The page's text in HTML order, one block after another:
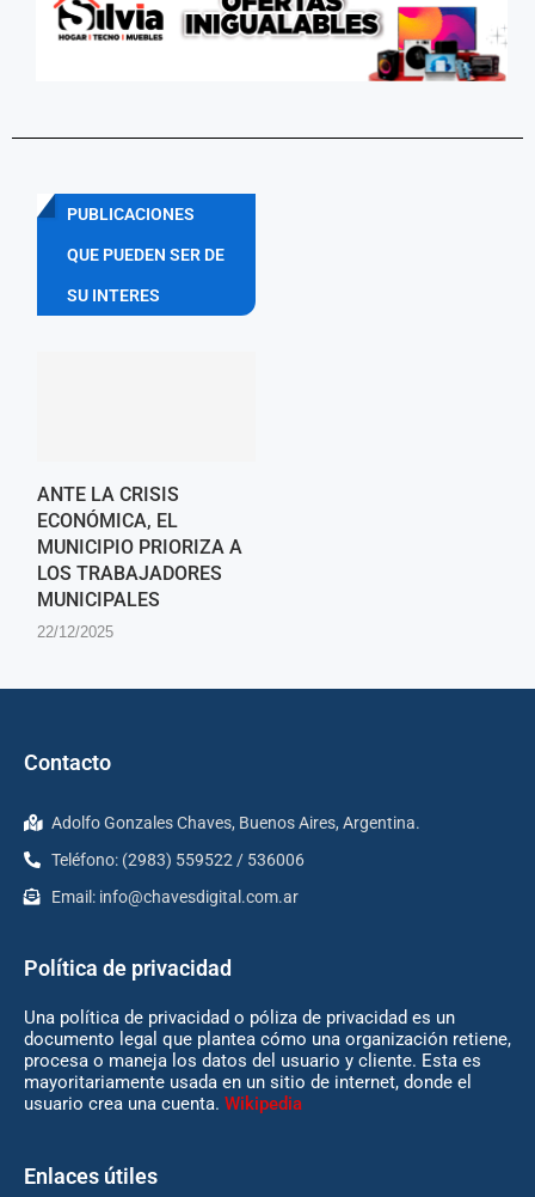
PUBLICACIONES
QUE PUEDEN SER DE
SU INTERES
ANTE LA CRISIS
ECONÓMICA, EL
MUNICIPIO PRIORIZA A
LOS TRABAJADORES
MUNICIPALES
22/12/2025
Contacto
Adolfo Gonzales Chaves, Buenos Aires, Argentina.
Teléfono: (2983) 559522 / 536006
Email: info@chavesdigital.com.ar
Política de privacidad
Una política de privacidad o póliza de privacidad es un
documento legal que plantea cómo una organización retiene,
procesa o maneja los datos del usuario y cliente. Esta es
mayoritariamente usada en un sitio de internet, donde el
usuario crea una cuenta. Wikipedia
Enlaces útiles